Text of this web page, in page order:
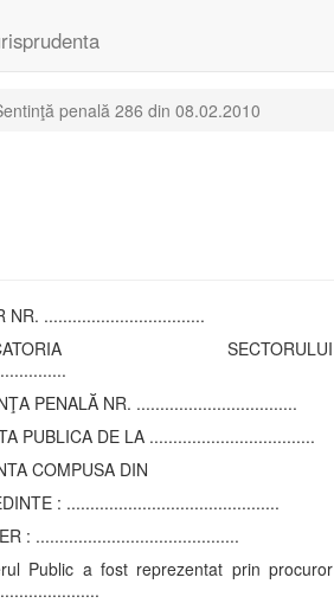
penală 286 din 08.02.2010
NR. ..................................
SECTORULUI
PENALĂ NR. ..................................
PUBLICA DE LA ...................................
COMPUSA DIN
: .............................................
: ...........................................
Public a fost reprezentat prin procuror